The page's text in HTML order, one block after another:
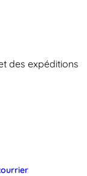
des expéditions